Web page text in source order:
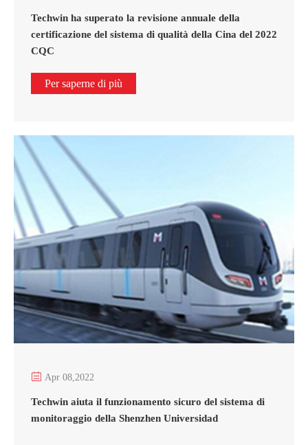
Techwin ha superato la revisione annuale della
certificazione del sistema di qualità della Cina del 2022
CQC
Per saperne di più
 Apr 08,2022
Techwin aiuta il funzionamento sicuro del sistema di
monitoraggio della Shenzhen Universidad